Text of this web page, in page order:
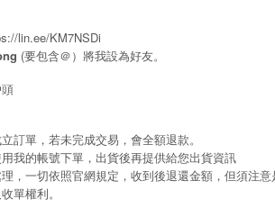
lin.ee/KM7NSDi
(要包含＠）將我設為好友。
訂單，若未完成交易，會全額退款。
我的帳號下單，出貨後再提供給您出貨資訊
，一切依照官網規定，收到後退還金額，但須注
單權利。